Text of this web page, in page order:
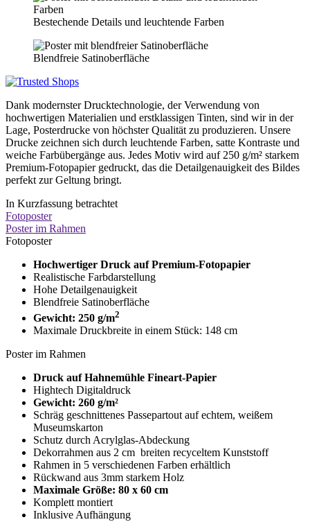
Bestechende Details und leuchtende Farben
Blendfreie Satinoberfläche
Dank modernster Drucktechnologie, der Verwendung von
hochwertigen Materialien und erstklassigen Tinten, sind wir in der
Lage, Posterdrucke von höchster Qualität zu produzieren. Unsere
Drucke zeichnen sich durch leuchtende Farben, satte Kontraste und
weiche Farbübergänge aus. Jedes Motiv wird auf 250 g/m² starkem
Premium-Fotopapier gedruckt, das die Detailgenauigkeit des Bildes
perfekt zur Geltung bringt.
In Kurzfassung betrachtet
Fotoposter
Poster im Rahmen
Fotoposter
Hochwertiger Druck auf Premium-Fotopapier
Realistische Farbdarstellung
Hohe Detailgenauigkeit
Blendfreie Satinoberfläche
Gewicht: 250 g/m2
Maximale Druckbreite in einem Stück: 148 cm
Poster im Rahmen
Druck auf Hahnemühle Fineart-Papier
Hightech Digitaldruck
Gewicht: 260 g/m²
Schräg geschnittenes Passepartout auf echtem, weißem
Museumskarton
Schutz durch Acrylglas-Abdeckung
Dekorrahmen aus 2 cm breiten recyceltem Kunststoff
Rahmen in 5 verschiedenen Farben erhältlich
Rückwand aus 3mm starkem Holz
Maximale Größe: 80 x 60 cm
Komplett montiert
Inklusive Aufhängung